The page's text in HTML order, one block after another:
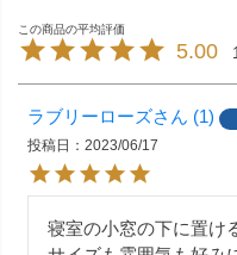
5.00 1
ラブリーローズ 1
投稿日
2023/06/17
寝室の小窓の下に置け